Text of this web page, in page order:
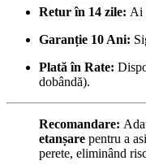
Retur în 14 zile: Ai
Garanție 10 Ani:
Plată în Rate:
dobândă).
Recomandare:
etanșare pentru a
perete, eliminând